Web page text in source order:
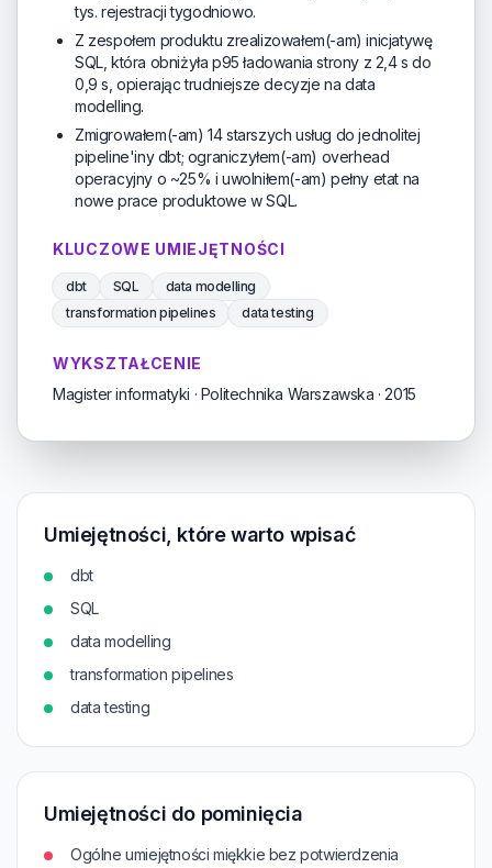
tys. rejestracji tygodniowo.
Z zespołem produktu zrealizowałem(-am) inicjatywę
SQL, która obniżyła p95 ładowania strony z 2,4 s do
0,9 s, opierając trudniejsze decyzje na data
modelling.
Zmigrowałem(-am) 14 starszych usług do jednolitej
pipeline'iny dbt; ograniczyłem(-am) overhead
operacyjny o ~25% i uwolniłem(-am) pełny etat na
nowe prace produktowe w SQL.
KLUCZOWE UMIEJĘTNOŚCI
dbt SQL
data modelling
transformation pipelines
data testing
WYKSZTAŁCENIE
Magister informatyki · Politechnika Warszawska · 2015
Umiejętności, które warto wpisać
dbt
SQL
data modelling
transformation pipelines
data testing
Umiejętności do pominięcia
Ogólne umiejętności miękkie bez potwierdzenia